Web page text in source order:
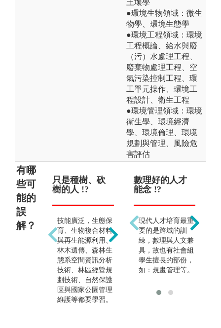
土壤學
●環境生物領域：微生
物學、環境生態學
●環境工程領域：環境
工程概論、給水與廢
（污）水處理工程、
廢棄物處理工程、空
氣污染控制工程、環
工單元操作、環境工
程設計、衛生工程
●環境管理領域：環境
衛生學、環境經濟
學、環境倫理、環境
規劃與管理、風險危
害評估
有哪
些可
能的
誤
解？
只是種樹、砍
樹的人 !?
技能廣泛，生態保
育、生物複合材料
與再生能源利用、
林木遺傳、森林生
態系空間資訊分析
技術、林區經營規
劃技術、自然保護
區與國家公園管理
維護等都要學習。
只能成為巡山
員 !?
森林副產物（非木
質森林產物）的利
用與開發、生態能
源、森林資源調
查、森林經營、生
態調查與評估、環
評估等，除了有關
數理好的人才
能念 !?
現代人才培育最重
要的是跨域的訓
練，數理與人文兼
具，故也有社會組
學生擅長的部份，
如：規畫管理等。